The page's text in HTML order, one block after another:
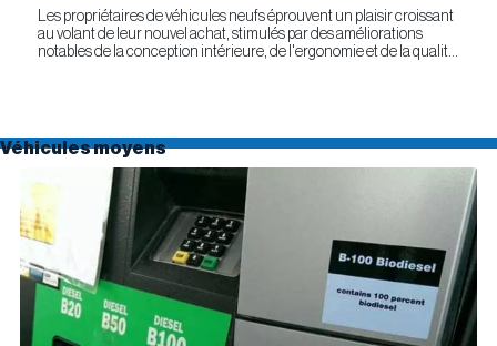
Les propriétaires de véhicules neufs éprouvent un plaisir croissant
au volant de leur nouvel achat, stimulés par des améliorations
notables de la conception intérieure, de l'ergonomie et de la qualité
Véhicules moyens